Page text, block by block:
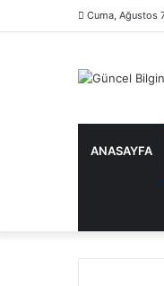
Cuma, Ağustos
ANASAYFA